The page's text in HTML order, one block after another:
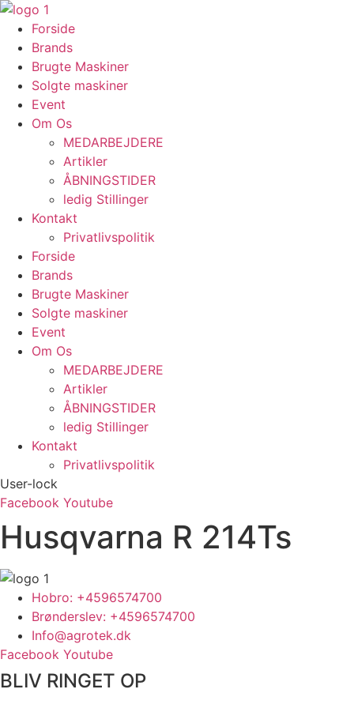
Videre
indhold
Forside
Brands
Brugte Maskiner
Solgte maskiner
Event
Om Os
MEDARBEJDERE
Artikler
ÅBNINGSTIDER
ledig Stillinger
Kontakt
Privatlivspolitik
Forside
Brands
Brugte Maskiner
Solgte maskiner
Event
Om Os
MEDARBEJDERE
Artikler
ÅBNINGSTIDER
ledig Stillinger
Kontakt
Privatlivspolitik
User-lock
Facebook Youtube
Husqvarna R 214Ts
Hobro: +4596574700
Brønderslev: +4596574700
Info@agrotek.dk
Facebook Youtube
BLIV RINGET OP​